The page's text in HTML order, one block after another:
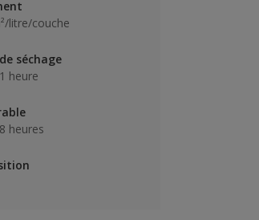
litre/couche
séchage
heure
heures